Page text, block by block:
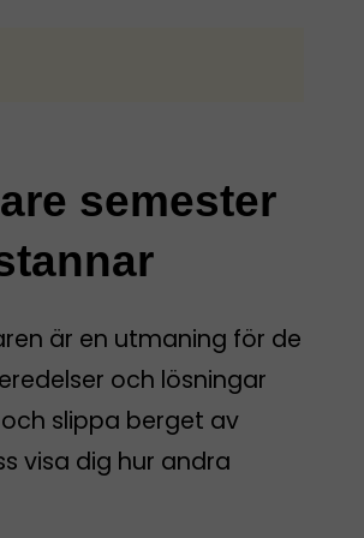
semester
är en utmaning för de
och lösningar
slippa berget av
visa dig hur andra